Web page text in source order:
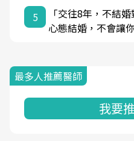
5
「交往8年，不結
心態結婚，不會讓
最多人推薦醫師
我要